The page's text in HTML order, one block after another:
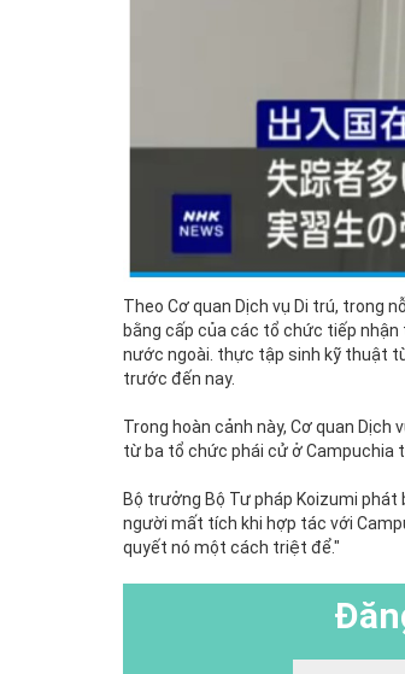
Theo Cơ quan Dịch vụ Di trú, trong
bằng cấp của các tổ chức tiếp
nước ngoài. thực tập sinh kỹ thuật
trước đến nay.
Trong hoàn cảnh này, Cơ quan
từ ba tổ chức phái cử ở Campuchia
Bộ trưởng Bộ Tư pháp Koizumi
người mất tích khi hợp tác với
quyết nó một cách triệt để."